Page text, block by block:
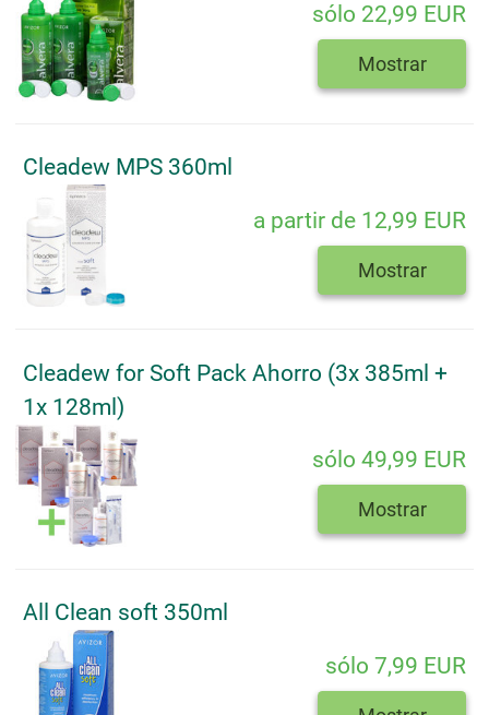
sólo 22,99 EUR
Mostrar
Cleadew MPS 360ml
a partir de 12,99 EUR
Mostrar
Cleadew for Soft Pack Ahorro (3x 385ml +
1x 128ml)
sólo 49,99 EUR
Mostrar
All Clean soft 350ml
sólo 7,99 EUR